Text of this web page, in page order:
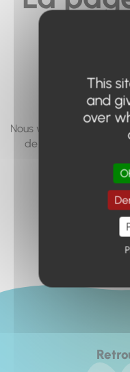
vous
Nous vous invitons à
de page, ou à utiliser
This
and
over